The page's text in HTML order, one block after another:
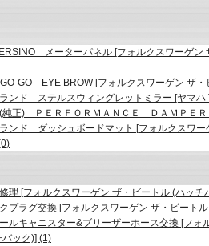
メーターパネル [フォルクスワーゲン
GO EYE BROW [フォルクスワーゲン ザ
ンド ステルスウィングレットミラー [ヤマハ
純正) ＰＥＲＦＯＲＭＡＮＣＥ ＤＡＭＰＥＲ
ンド ダッシュボードマット [フォルクスワー
理 [フォルクスワーゲン ザ・ビートル (ハッチ
プラグ交換 [フォルクスワーゲン ザ・ビート
ルキャニスター&ブリーザーホース交換 [フォ
バック)] (1)